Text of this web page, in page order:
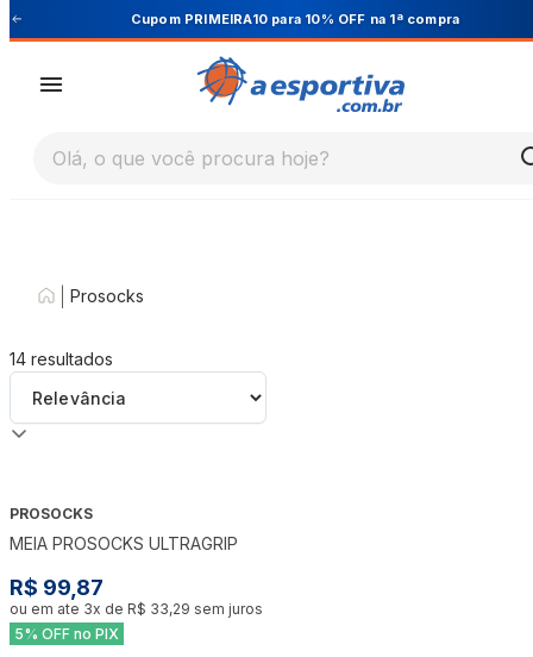
Cupom PRIMEIRA10 para 10% OFF na 1ª compra
Olá, o que você procura hoje?
Prosocks
14 resultados
PROSOCKS
MEIA PROSOCKS ULTRAGRIP
R$ 99,87
ou em ate 3x de R$ 33,29 sem juros
5% OFF no PIX